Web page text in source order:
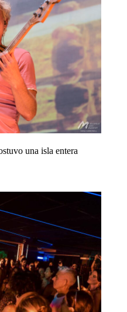
una isla entera